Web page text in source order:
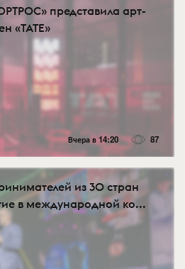
представила арт-
«TATE»
Вчера в 14:20 87
из 30 стран
в международной ко...